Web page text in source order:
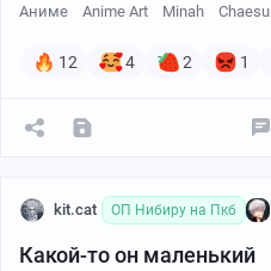
Аниме Anime Art Minah Chaesu
12 4 2 1
kit.cat ОП Нибиру на Пкб
Какой-то он маленький